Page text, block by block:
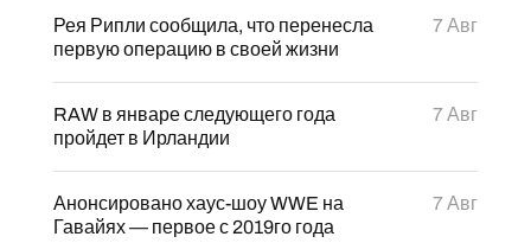
Рея Рипли сообщила, что перенесла
первую операцию в своей жизни
7 Авг
RAW в январе следующего года
пройдет в Ирландии
7 Авг
Анонсировано хаус-шоу WWE на
Гавайях — первое с 2019го года
7 Авг